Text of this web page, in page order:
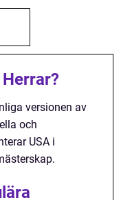
versionen av
och
USA i